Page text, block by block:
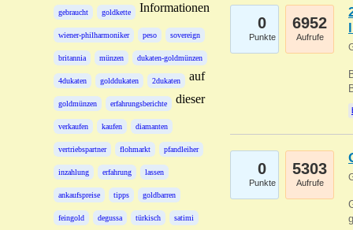
gebraucht goldkette
wiener-philharmoniker peso sovereign
britannia münzen dukaten-goldmünzen
4dukaten golddukaten 2dukaten
goldmünzen erfahrungsberichte
verkaufen kaufen diamanten
vertriebspartner flohmarkt pfandleiher
inzahlung erfahrung lassen
ankaufspreise tipps goldbarren
feingold degussa türkisch satimi
Informationen
auf
dieser
0
Punkte
6952
Aufrufe
0
Punkte
5303
Aufrufe